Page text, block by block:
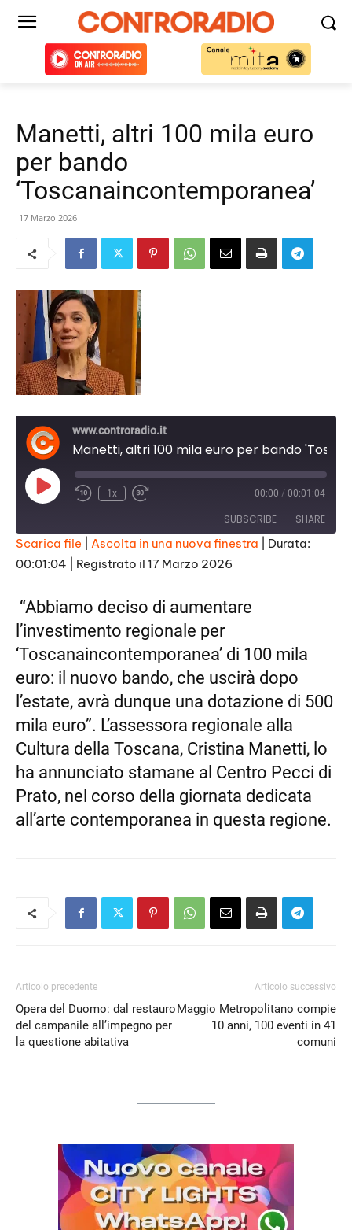
Manetti, altri 100 mila euro
per bando
‘Toscanaincontemporanea’
17 Marzo 2026
www.controradio.it
Play
Episode
1x 00:00 / 00:01:04
SUBSCRIBE SHARE
SHARE
LINK
EMBED
Scarica file Ascolta in una nuova finestra
Durata:
00:01:04
Registrato il 17 Marzo 2026
“Abbiamo deciso di aumentare
l’investimento regionale per
‘Toscanaincontemporanea’ di 100 mila
euro: il nuovo bando, che uscirà dopo
l’estate, avrà dunque una dotazione di 500
mila euro”. L’assessora regionale alla
Cultura della Toscana, Cristina Manetti, lo
ha annunciato stamane al Centro Pecci di
Prato, nel corso della giornata dedicata
all’arte contemporanea in questa regione.
Articolo precedente
Opera del Duomo: dal restauro
del campanile all’impegno per
la questione abitativa
Articolo successivo
Maggio Metropolitano compie
10 anni, 100 eventi in 41
comuni